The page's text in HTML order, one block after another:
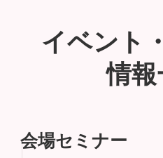
イベント
情
会場セミナー